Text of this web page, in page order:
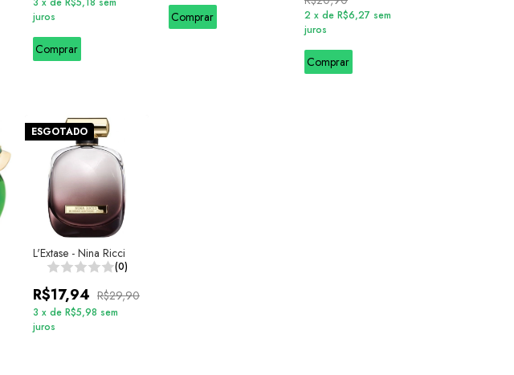
juros
Comprar
Comprar 2 x de R$6,27 sem
juros
Comprar
ESGOTADO
L'Extase - Nina Ricci
(0)
R$17,94 R$29,90
3 x de R$5,98 sem
juros